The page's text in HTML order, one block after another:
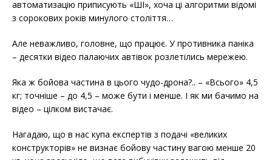
автоматизацію приписують «ШІ», хоча ці алгоритми відомі
з сорокових років минулого століття…
Але неважливо, головне, що працює. У противника паніка
– десятки відео палаючих автівок розлетілись мережею.
Яка ж бойова частина в цього чудо-дрона?.. – «Всього» 4,5
кг; точніше – до 4,5 – може бути і менше. І як ми бачимо на
відео – цілком вистачає.
Нагадаю, що в нас купа експертів з подачі «великих
конструкторів» не визнає бойову частину вагою менше 20